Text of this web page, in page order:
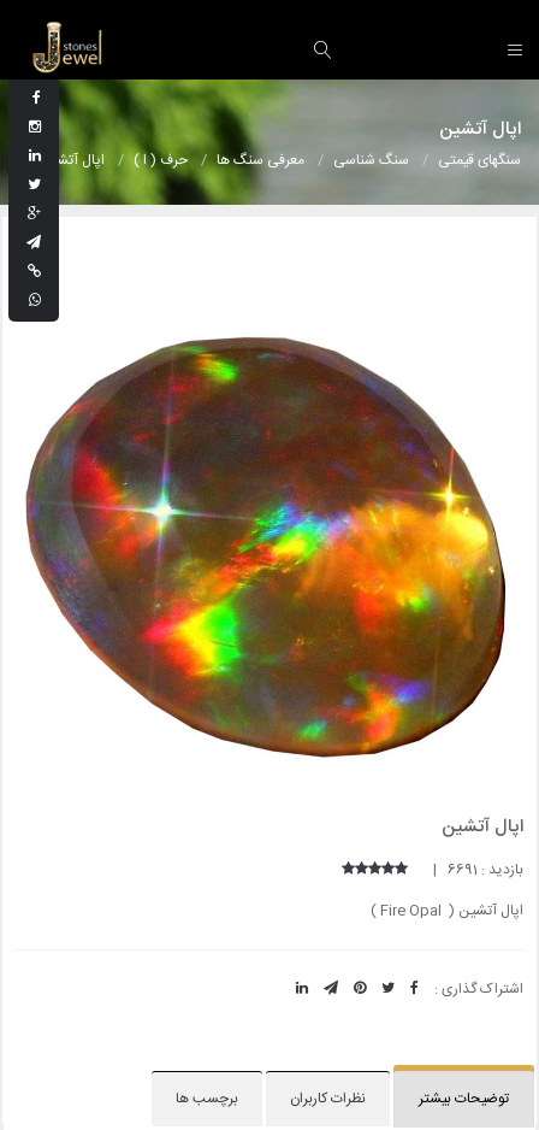
اپال آتشین
سنگهای قیمتی سنگ شناسی معرفی سنگ ها حرف ( ا ) اپال آتشین
اپال آتشین
بازدید : 6691 |
اپال آتشین ( Fire Opal )
اشتراک گذاری :
توضیحات بیشتر نظرات کاربران برچسب ها